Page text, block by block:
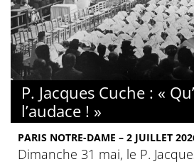
P. Jacques Cuche : «
l’audace ! »
PARIS NOTRE-DAME – 2 JUILLET
Dimanche 31 mai, le P.